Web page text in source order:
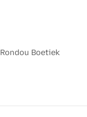
Rondou Boetiek